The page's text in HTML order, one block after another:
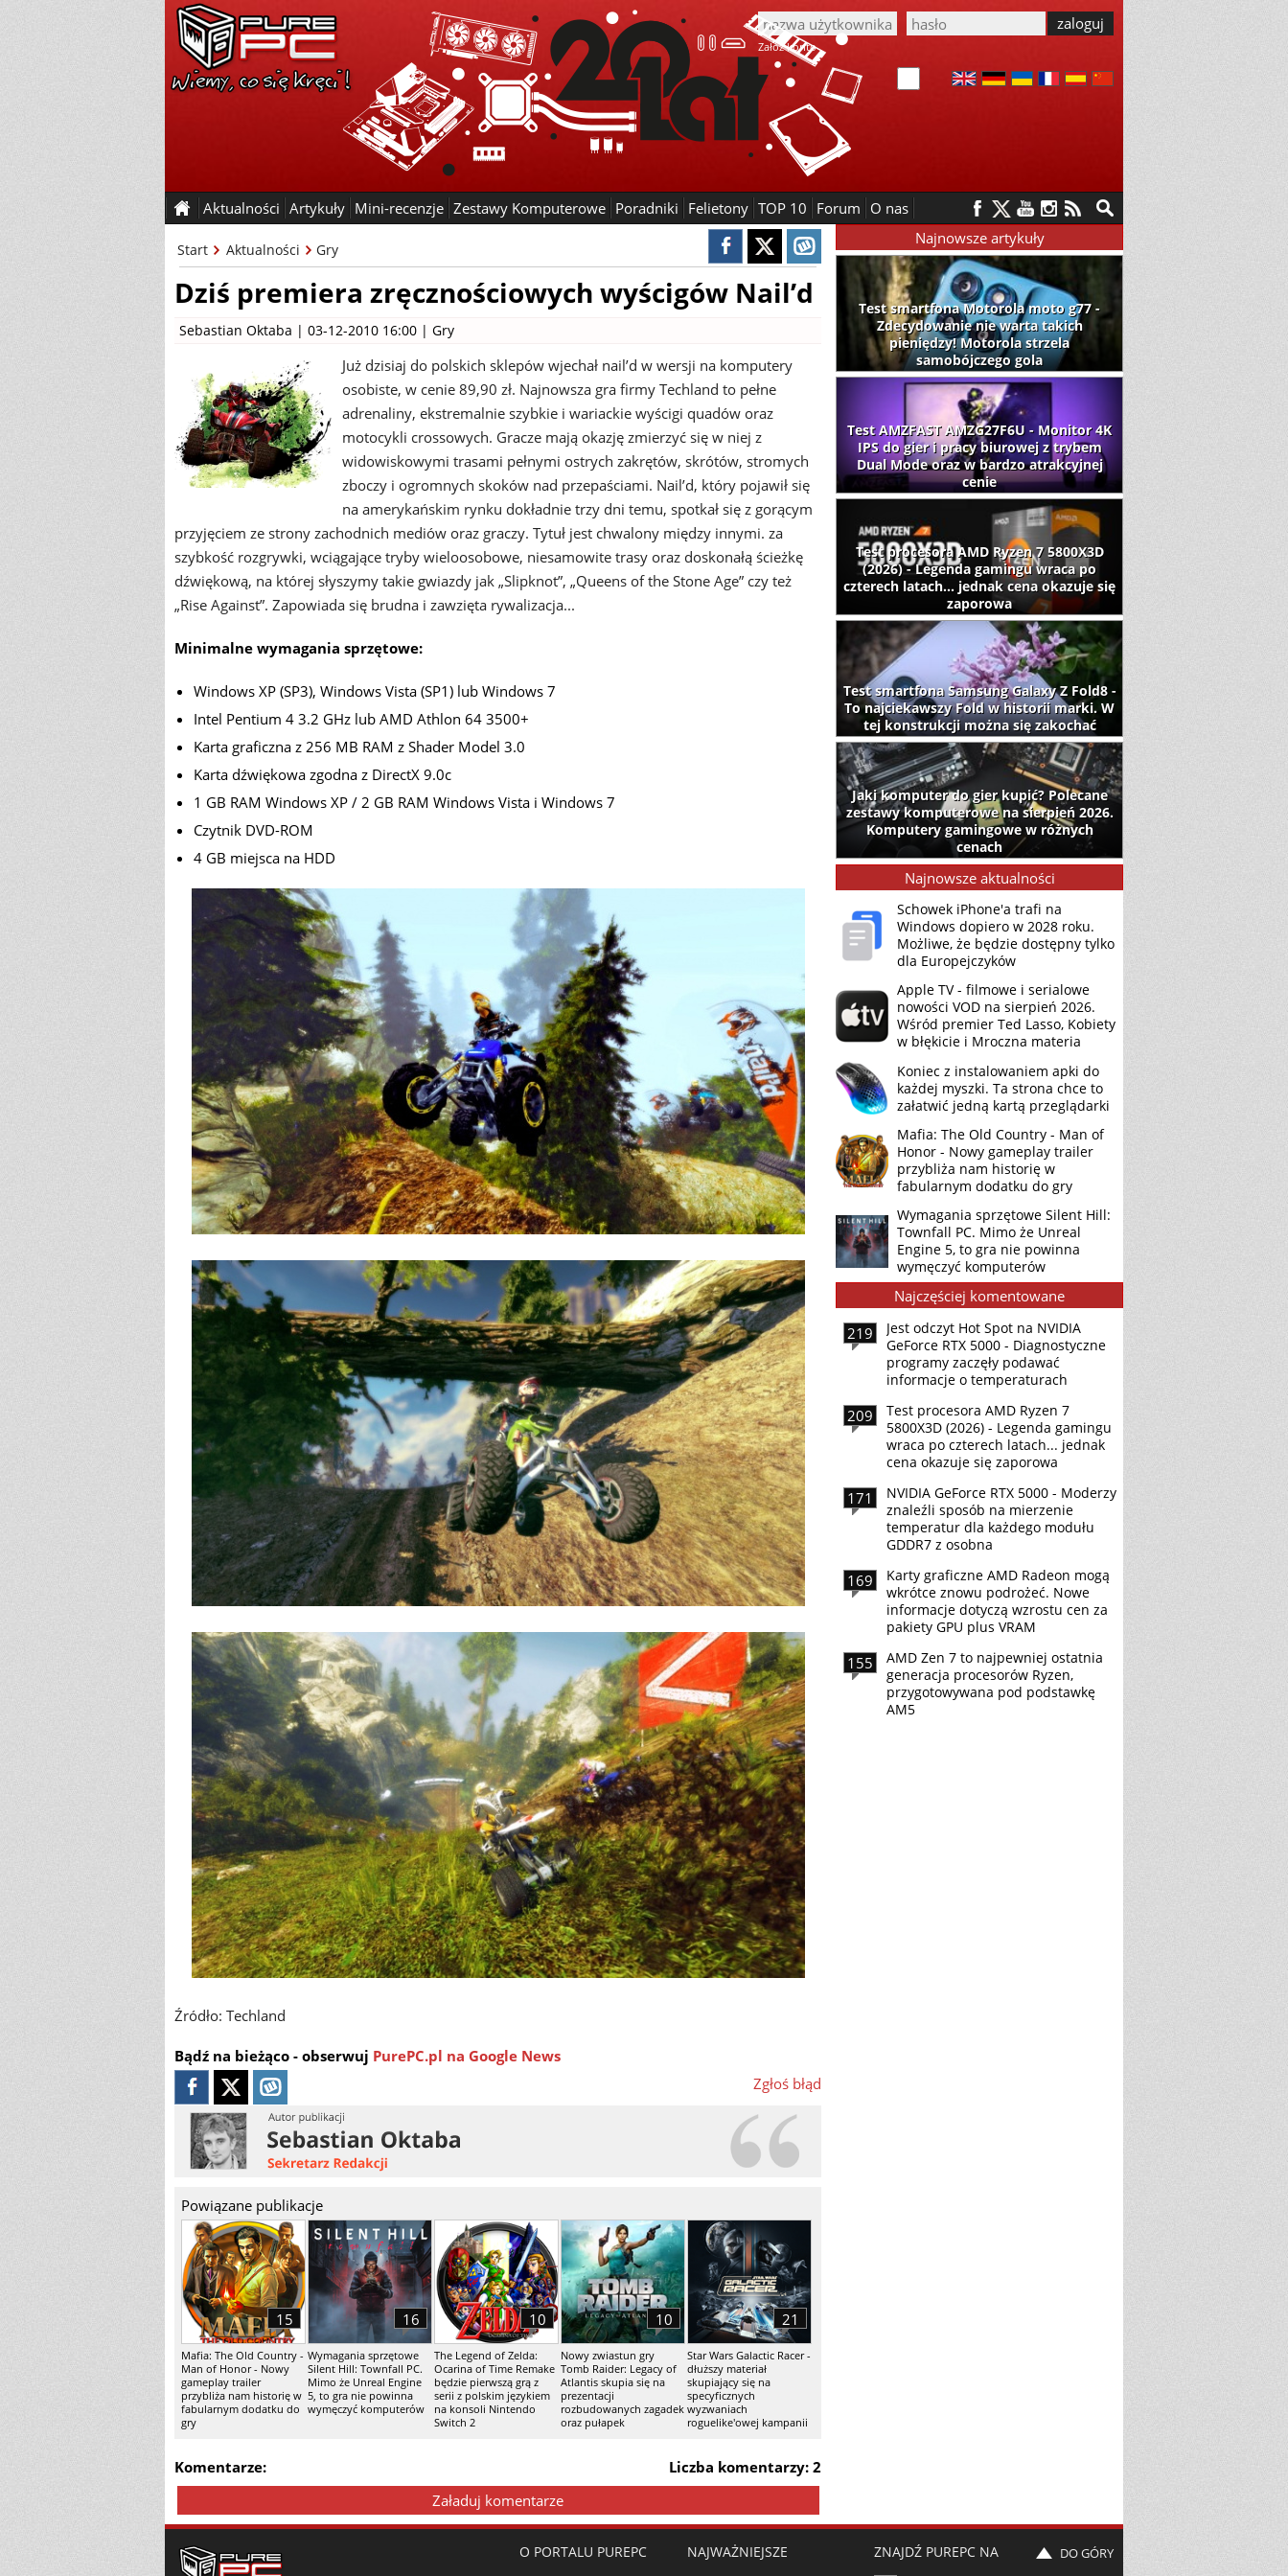
Załóż konto
Aktualności Artykuły Mini-recenzje Zestawy Komputerowe Poradniki Felietony TOP 10 Forum O nas
Start Aktualności Gry
Dziś premiera zręcznościowych wyścigów Nail’d
Sebastian Oktaba | 03-12-2010 16:00 | Gry
Już dzisiaj do polskich sklepów wjechał nail’d w wersji na komputery
osobiste, w cenie 89,90 zł. Najnowsza gra firmy Techland to pełne
adrenaliny, ekstremalnie szybkie i wariackie wyścigi quadów oraz
motocykli crossowych. Gracze mają okazję zmierzyć się w niej z
widowiskowymi trasami pełnymi ostrych zakrętów, skrótów, stromych
zboczy i ogromnych skoków nad przepaściami. Nail’d, który pojawił się
na amerykańskim rynku dokładnie trzy dni temu, spotkał się z gorącym
przyjęciem ze strony zachodnich mediów oraz graczy. Tytuł jest chwalony między innymi. za
szybkość rozgrywki, wciągające tryby wieloosobowe, niesamowite trasy oraz doskonałą ścieżkę
dźwiękową, na której słyszymy takie gwiazdy jak „Slipknot”, „Queens of the Stone Age” czy też
„Rise Against”. Zapowiada się brudna i zawzięta rywalizacja...
Minimalne wymagania sprzętowe:
Windows XP (SP3), Windows Vista (SP1) lub Windows 7
Intel Pentium 4 3.2 GHz lub AMD Athlon 64 3500+
Karta graficzna z 256 MB RAM z Shader Model 3.0
Karta dźwiękowa zgodna z DirectX 9.0c
1 GB RAM Windows XP / 2 GB RAM Windows Vista i Windows 7
Czytnik DVD-ROM
4 GB miejsca na HDD
Źródło: Techland
Bądź na bieżąco - obserwuj PurePC.pl na Google News
Zgłoś błąd
Powiązane publikacje
Mafia: The Old Country -
Man of Honor - Nowy
gameplay trailer
przybliża nam historię w
fabularnym dodatku do
gry
15
Wymagania sprzętowe
Silent Hill: Townfall PC.
Mimo że Unreal Engine
5, to gra nie powinna
wymęczyć komputerów
16
The Legend of Zelda:
Ocarina of Time Remake
będzie pierwszą grą z
serii z polskim językiem
na konsoli Nintendo
Switch 2
10
Nowy zwiastun gry
Tomb Raider: Legacy of
Atlantis skupia się na
prezentacji
rozbudowanych zagadek
oraz pułapek
10
Star Wars Galactic Racer -
dłuższy materiał
skupiający się na
specyficznych
wyzwaniach
roguelike'owej kampanii
21
Liczba komentarzy: 2
Komentarze:
Załaduj komentarze
Najnowsze artykuły
Test smartfona Motorola moto g77 -
Zdecydowanie nie warta takich
pieniędzy! Motorola strzela
samobójczego gola
Test AMZFAST AMZG27F6U - Monitor 4K
IPS do gier i pracy biurowej z trybem
Dual Mode oraz w bardzo atrakcyjnej
cenie
Test procesora AMD Ryzen 7 5800X3D
(2026) - Legenda gamingu wraca po
czterech latach... jednak cena okazuje się
zaporowa
Test smartfona Samsung Galaxy Z Fold8 -
To najciekawszy Fold w historii marki. W
tej konstrukcji można się zakochać
Jaki komputer do gier kupić? Polecane
zestawy komputerowe na sierpień 2026.
Komputery gamingowe w różnych
cenach
Najnowsze aktualności
Schowek iPhone'a trafi na
Windows dopiero w 2028 roku.
Możliwe, że będzie dostępny tylko
dla Europejczyków
Apple TV - filmowe i serialowe
nowości VOD na sierpień 2026.
Wśród premier Ted Lasso, Kobiety
w błękicie i Mroczna materia
Koniec z instalowaniem apki do
każdej myszki. Ta strona chce to
załatwić jedną kartą przeglądarki
Mafia: The Old Country - Man of
Honor - Nowy gameplay trailer
przybliża nam historię w
fabularnym dodatku do gry
Wymagania sprzętowe Silent Hill:
Townfall PC. Mimo że Unreal
Engine 5, to gra nie powinna
wymęczyć komputerów
Najczęściej komentowane
219
Jest odczyt Hot Spot na NVIDIA
GeForce RTX 5000 - Diagnostyczne
programy zaczęły podawać
informacje o temperaturach
209
Test procesora AMD Ryzen 7
5800X3D (2026) - Legenda gamingu
wraca po czterech latach... jednak
cena okazuje się zaporowa
171
NVIDIA GeForce RTX 5000 - Moderzy
znaleźli sposób na mierzenie
temperatur dla każdego modułu
GDDR7 z osobna
169
Karty graficzne AMD Radeon mogą
wkrótce znowu podrożeć. Nowe
informacje dotyczą wzrostu cen za
pakiety GPU plus VRAM
155
AMD Zen 7 to najpewniej ostatnia
generacja procesorów Ryzen,
przygotowywana pod podstawkę
AM5
O PORTALU PUREPC NAJWAŻNIEJSZE ZNAJDŹ PUREPC NA DO GÓRY